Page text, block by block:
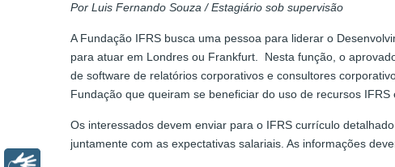
Por Luis Fernando Souza / Estagiário sob supervisão
A Fundação IFRS busca uma pessoa para liderar o
para atuar em Londres ou Frankfurt. Nesta função, o
de software de relatórios corporativos e consultores
Fundação que queiram se beneficiar do uso de recursos
Os interessados devem enviar para o IFRS currículo
juntamente com as expectativas salariais. As informações